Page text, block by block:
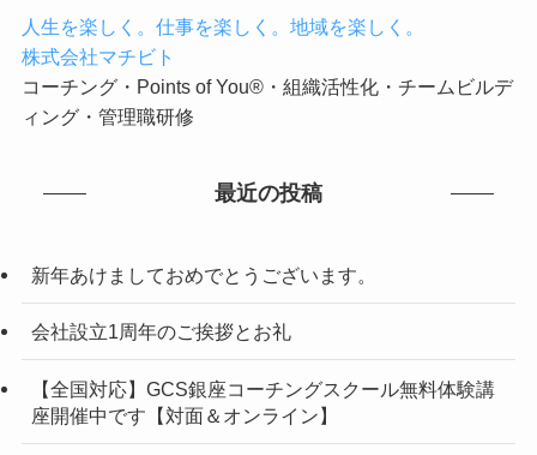
人生を楽しく。仕事を楽しく。地域を楽しく。
株式会社マチビト
コーチング・Points of You®・組織活性化・チームビルデ
ィング・管理職研修
最近の投稿
新年あけましておめでとうございます。
会社設立1周年のご挨拶とお礼
【全国対応】GCS銀座コーチングスクール無料体験講
座開催中です【対面＆オンライン】